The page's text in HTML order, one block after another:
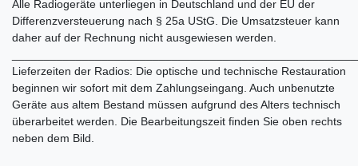
Alle Radiogeräte unterliegen in Deutschland und der EU der
Differenzversteuerung nach § 25a UStG. Die Umsatzsteuer kann
daher auf der Rechnung nicht ausgewiesen werden.
Lieferzeiten der Radios: Die optische und technische Restauration
beginnen wir sofort mit dem Zahlungseingang. Auch unbenutzte
Geräte aus altem Bestand müssen aufgrund des Alters technisch
überarbeitet werden. Die Bearbeitungszeit finden Sie oben rechts
neben dem Bild.